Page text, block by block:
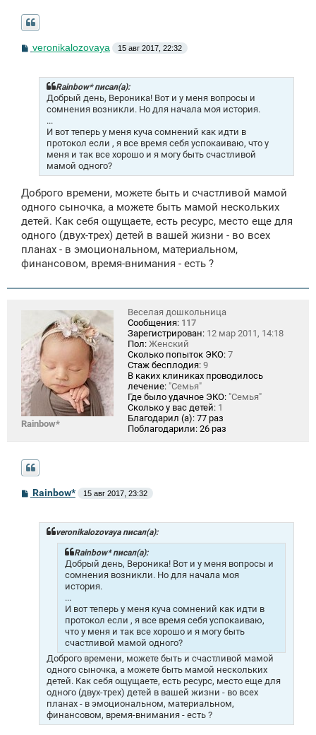
Сveronikalozovaya 15 авг 2017, 22:32
Rainbow* писал(а):
Добрый день, Вероника! Вот и у меня вопросы и
сомнения возникли. Но для начала моя история.
...
И вот теперь у меня куча сомнений как идти в
протокол если , я все время себя успокаиваю, что у
меня и так все хорошо и я могу быть счастливой
мамой одного?
Доброго времени, можете быть и счастливой мамой
одного сыночка, а можете быть мамой нескольких
детей. Как себя ощущаете, есть ресурс, место еще для
одного (двух-трех) детей в вашей жизни - во всех
планах - в эмоциональном, материальном,
финансовом, время-внимания - есть ?
Rainbow*
Веселая дошкольница
Сообщения: 117
Зарегистрирован: 12 мар 2011, 14:18
Пол: Женский
Сколько попыток ЭКО: 7
Стаж бесплодия: 9
В каких клиниках проводилось
лечение: "Семья"
Где было удачное ЭКО: "Семья"
Сколько у вас детей: 1
Благодарил (а): 77 раз
Поблагодарили: 26 раз
СRainbow* 15 авг 2017, 23:32
veronikalozovaya писал(а):
Rainbow* писал(а):
Добрый день, Вероника! Вот и у меня вопросы и
сомнения возникли. Но для начала моя
история.
...
И вот теперь у меня куча сомнений как идти в
протокол если , я все время себя успокаиваю,
что у меня и так все хорошо и я могу быть
счастливой мамой одного?
Доброго времени, можете быть и счастливой мамой
одного сыночка, а можете быть мамой нескольких
детей. Как себя ощущаете, есть ресурс, место еще для
одного (двух-трех) детей в вашей жизни - во всех
планах - в эмоциональном, материальном,
финансовом, время-внимания - есть ?